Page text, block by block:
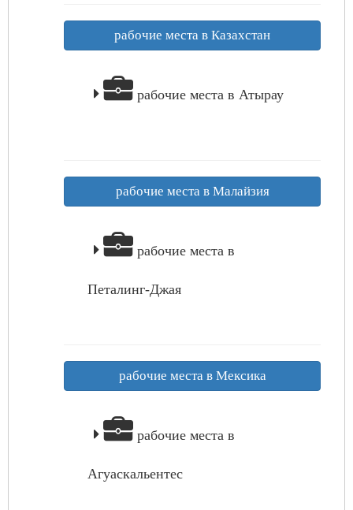
рабочие места в Казахстан
рабочие места в Атырау
рабочие места в Малайзия
рабочие места в
Петалинг-Джая
рабочие места в Мексика
рабочие места в
Агуаскальентес